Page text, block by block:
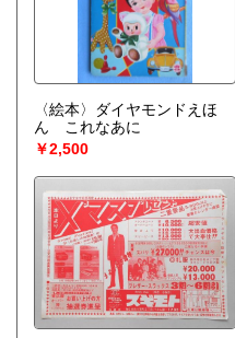
〈絵本〉ダイヤモンドえほ
ん これなあに
￥2,500